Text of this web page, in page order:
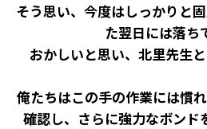
そう思い、今度はしっかりと
た翌日には落ち
おかしいと思い、北里先生
俺たちはこの手の作業には慣
確認し、さらに強力なボンド